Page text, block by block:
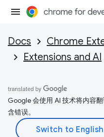
Docs
Chrome
Extensions and AI
Google 会使用 AI 技术将内容
含错误。